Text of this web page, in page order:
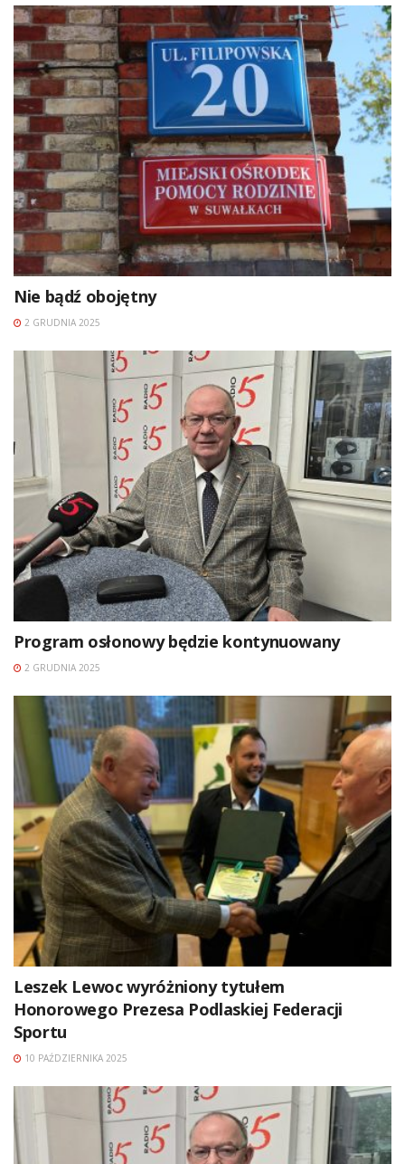
Nie bądź obojętny
2 GRUDNIA 2025
Program osłonowy będzie kontynuowany
2 GRUDNIA 2025
Leszek Lewoc wyróżniony tytułem
Honorowego Prezesa Podlaskiej Federacji
Sportu
10 PAŹDZIERNIKA 2025